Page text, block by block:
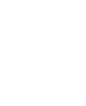
SG	CA	CV	%
12	5	7	7	2	90
13	3	12	1	47
12	-2	11	1	47
11	-4	13	2	47
8	5	11	0	42
10	0	6	1	33
12	-2	11	1	28
12	-7	20	2	19